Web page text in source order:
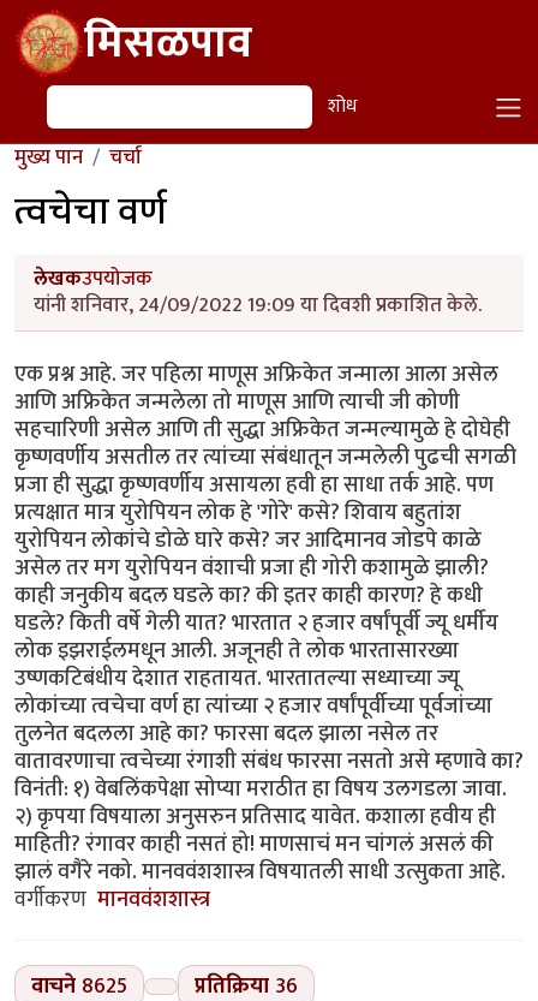
Skip to main contentमिसळपाव
शोध शोध
मुख्य पान चर्चा
त्वचेचा वर्ण
लेखकउपयोजक
यांनी शनिवार, 24/09/2022 19:09 या दिवशी प्रकाशित केले.
एक प्रश्न आहे. जर पहिला माणूस अफ्रिकेत जन्माला आला असेल
आणि अफ्रिकेत जन्मलेला तो माणूस आणि त्याची जी कोणी
सहचारिणी असेल आणि ती सुद्धा अफ्रिकेत जन्मल्यामुळे हे दोघेही
कृष्णवर्णीय असतील तर त्यांच्या संबंधातून जन्मलेली पुढची सगळी
प्रजा ही सुद्धा कृष्णवर्णीय असायला हवी हा साधा तर्क आहे. पण
प्रत्यक्षात मात्र युरोपियन लोक हे 'गोरे' कसे? शिवाय बहुतांश
युरोपियन लोकांचे डोळे घारे कसे? जर आदिमानव जोडपे काळे
असेल तर मग युरोपियन वंशाची प्रजा ही गोरी कशामुळे झाली?
काही जनुकीय बदल घडले का? की इतर काही कारण? हे कधी
घडले? किती वर्षे गेली यात? भारतात २ हजार वर्षांपूर्वी ज्यू धर्मीय
लोक इझराईलमधून आली. अजूनही ते लोक भारतासारख्या
उष्णकटिबंधीय देशात राहतायत. भारतातल्या सध्याच्या ज्यू
लोकांच्या त्वचेचा वर्ण हा त्यांच्या २ हजार वर्षांपूर्वीच्या पूर्वजांच्या
तुलनेत बदलला आहे का? फारसा बदल झाला नसेल तर
वातावरणाचा त्वचेच्या रंगाशी संबंध फारसा नसतो असे म्हणावे का?
विनंती: १) वेबलिंकपेक्षा सोप्या मराठीत हा विषय उलगडला जावा.
२) कृपया विषयाला अनुसरुन प्रतिसाद यावेत. कशाला हवीय ही
माहिती? रंगावर काही नसतं हो! माणसाचं मन चांगलं असलं की
झालं वगैरे नको. मानववंशशास्त्र विषयातली साधी उत्सुकता आहे.
वर्गीकरण मानववंशशास्त्र
वाचने 8625 प्रतिक्रिया 36